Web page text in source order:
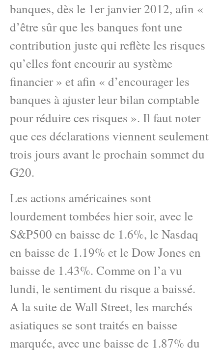
banques, dès le 1er janvier 2012, afin «
d’être sûr que les banques font une
contribution juste qui reflète les risques
qu’elles font encourir au système
financier » et afin « d’encourager les
banques à ajuster leur bilan comptable
pour réduire ces risques ». Il faut noter
que ces déclarations viennent seulement
trois jours avant le prochain sommet du
G20.
Les actions américaines sont
lourdement tombées hier soir, avec le
S&P500 en baisse de 1.6%, le Nasdaq
en baisse de 1.19% et le Dow Jones en
baisse de 1.43%. Comme on l’a vu
lundi, le sentiment du risque a baissé.
A la suite de Wall Street, les marchés
asiatiques se sont traités en baisse
marquée, avec une baisse de 1.87% du